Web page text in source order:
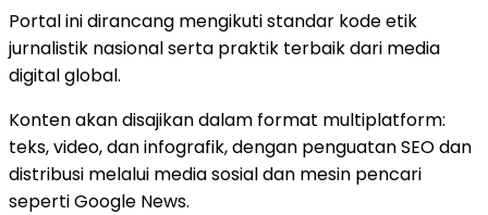
Portal ini dirancang mengikuti standar kode etik
jurnalistik nasional serta praktik terbaik dari media
digital global.
Konten akan disajikan dalam format multiplatform:
teks, video, dan infografik, dengan penguatan SEO dan
distribusi melalui media sosial dan mesin pencari
seperti Google News.